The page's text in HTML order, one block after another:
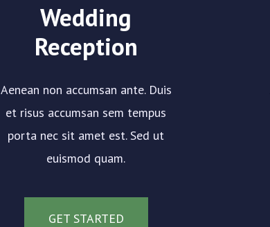
Wedding
Reception
Aenean non accumsan ante. Duis
et risus accumsan sem tempus
porta nec sit amet est. Sed ut
euismod quam.
GET STARTED